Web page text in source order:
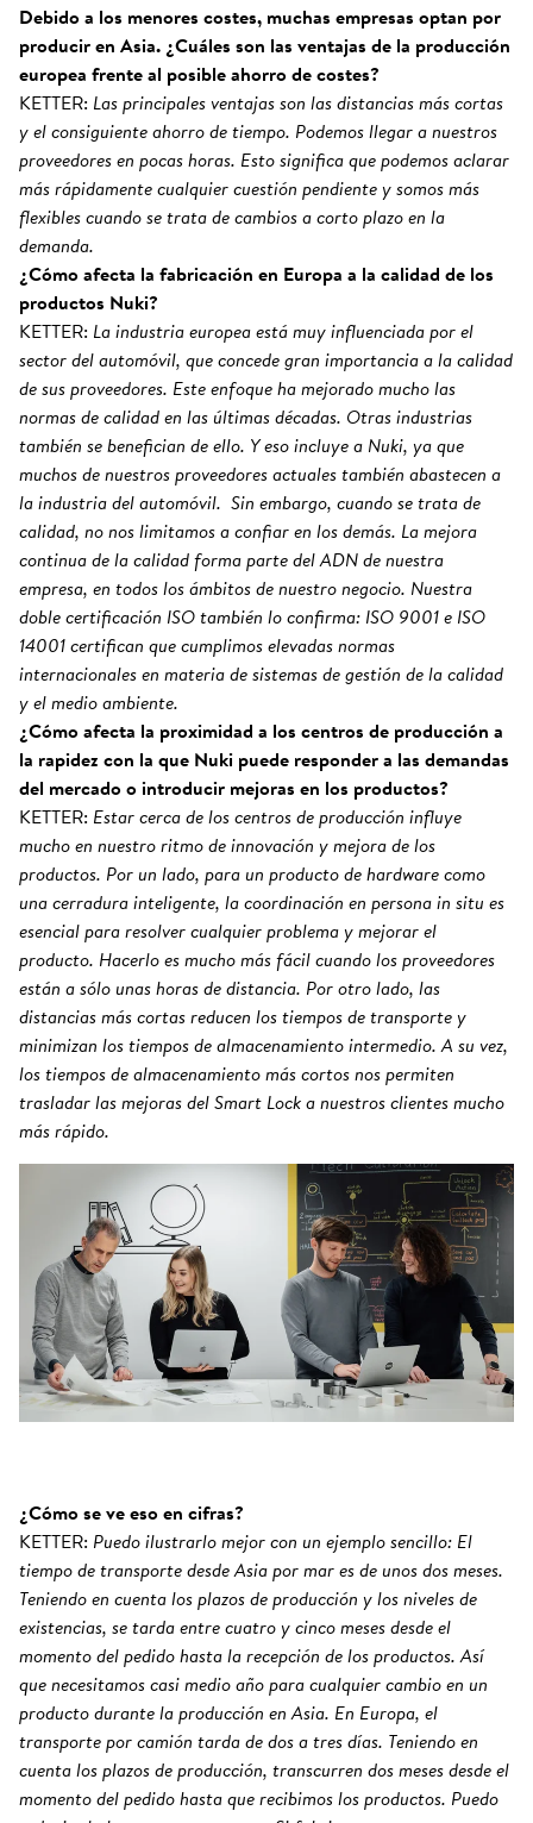
Debido a los menores costes, muchas empresas optan por
producir en Asia. ¿Cuáles son las ventajas de la producción
europea frente al posible ahorro de costes?
KETTER: Las principales ventajas son las distancias más cortas
y el consiguiente ahorro de tiempo. Podemos llegar a nuestros
proveedores en pocas horas. Esto significa que podemos aclarar
más rápidamente cualquier cuestión pendiente y somos más
flexibles cuando se trata de cambios a corto plazo en la
demanda.
¿Cómo afecta la fabricación en Europa a la calidad de los
productos Nuki?
KETTER: La industria europea está muy influenciada por el
sector del automóvil, que concede gran importancia a la calidad
de sus proveedores. Este enfoque ha mejorado mucho las
normas de calidad en las últimas décadas. Otras industrias
también se benefician de ello. Y eso incluye a Nuki, ya que
muchos de nuestros proveedores actuales también abastecen a
la industria del automóvil. Sin embargo, cuando se trata de
calidad, no nos limitamos a confiar en los demás. La mejora
continua de la calidad forma parte del ADN de nuestra
empresa, en todos los ámbitos de nuestro negocio. Nuestra
doble certificación ISO también lo confirma: ISO 9001 e ISO
14001 certifican que cumplimos elevadas normas
internacionales en materia de sistemas de gestión de la calidad
y el medio ambiente.
¿Cómo afecta la proximidad a los centros de producción a
la rapidez con la que Nuki puede responder a las demandas
del mercado o introducir mejoras en los productos?
KETTER: Estar cerca de los centros de producción influye
mucho en nuestro ritmo de innovación y mejora de los
productos. Por un lado, para un producto de hardware como
una cerradura inteligente, la coordinación en persona in situ es
esencial para resolver cualquier problema y mejorar el
producto. Hacerlo es mucho más fácil cuando los proveedores
están a sólo unas horas de distancia. Por otro lado, las
distancias más cortas reducen los tiempos de transporte y
minimizan los tiempos de almacenamiento intermedio. A su vez,
los tiempos de almacenamiento más cortos nos permiten
trasladar las mejoras del Smart Lock a nuestros clientes mucho
más rápido.
¿Cómo se ve eso en cifras?
KETTER: Puedo ilustrarlo mejor con un ejemplo sencillo: El
tiempo de transporte desde Asia por mar es de unos dos meses.
Teniendo en cuenta los plazos de producción y los niveles de
existencias, se tarda entre cuatro y cinco meses desde el
momento del pedido hasta la recepción de los productos. Así
que necesitamos casi medio año para cualquier cambio en un
producto durante la producción en Asia. En Europa, el
transporte por camión tarda de dos a tres días. Teniendo en
cuenta los plazos de producción, transcurren dos meses desde el
momento del pedido hasta que recibimos los productos. Puedo